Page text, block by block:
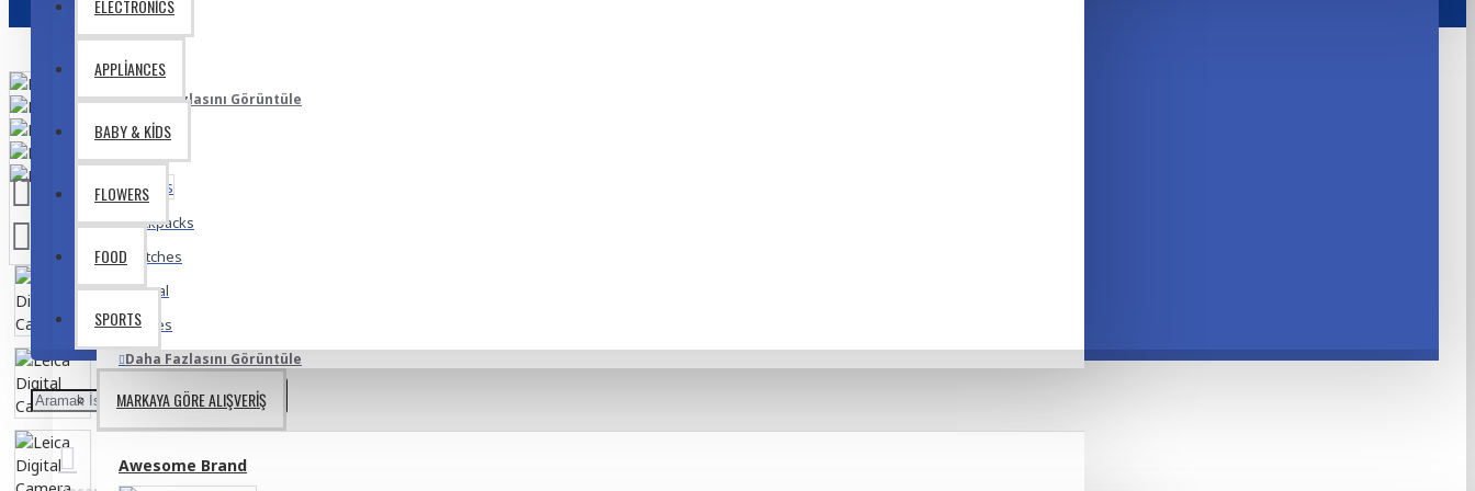
Lipstick
Makeup
Daha Fazlasını Görüntüle
Bags
Backpacks
Clutches
Formal
Purses
Daha Fazlasını Görüntüle
Fashion
Accesories
MARKAYA GÖRE ALIŞVERIŞ
Awesome Brand
ELECTRONICS
APPLIANCES
BABY & KIDS
FLOWERS
FOOD
SPORTS